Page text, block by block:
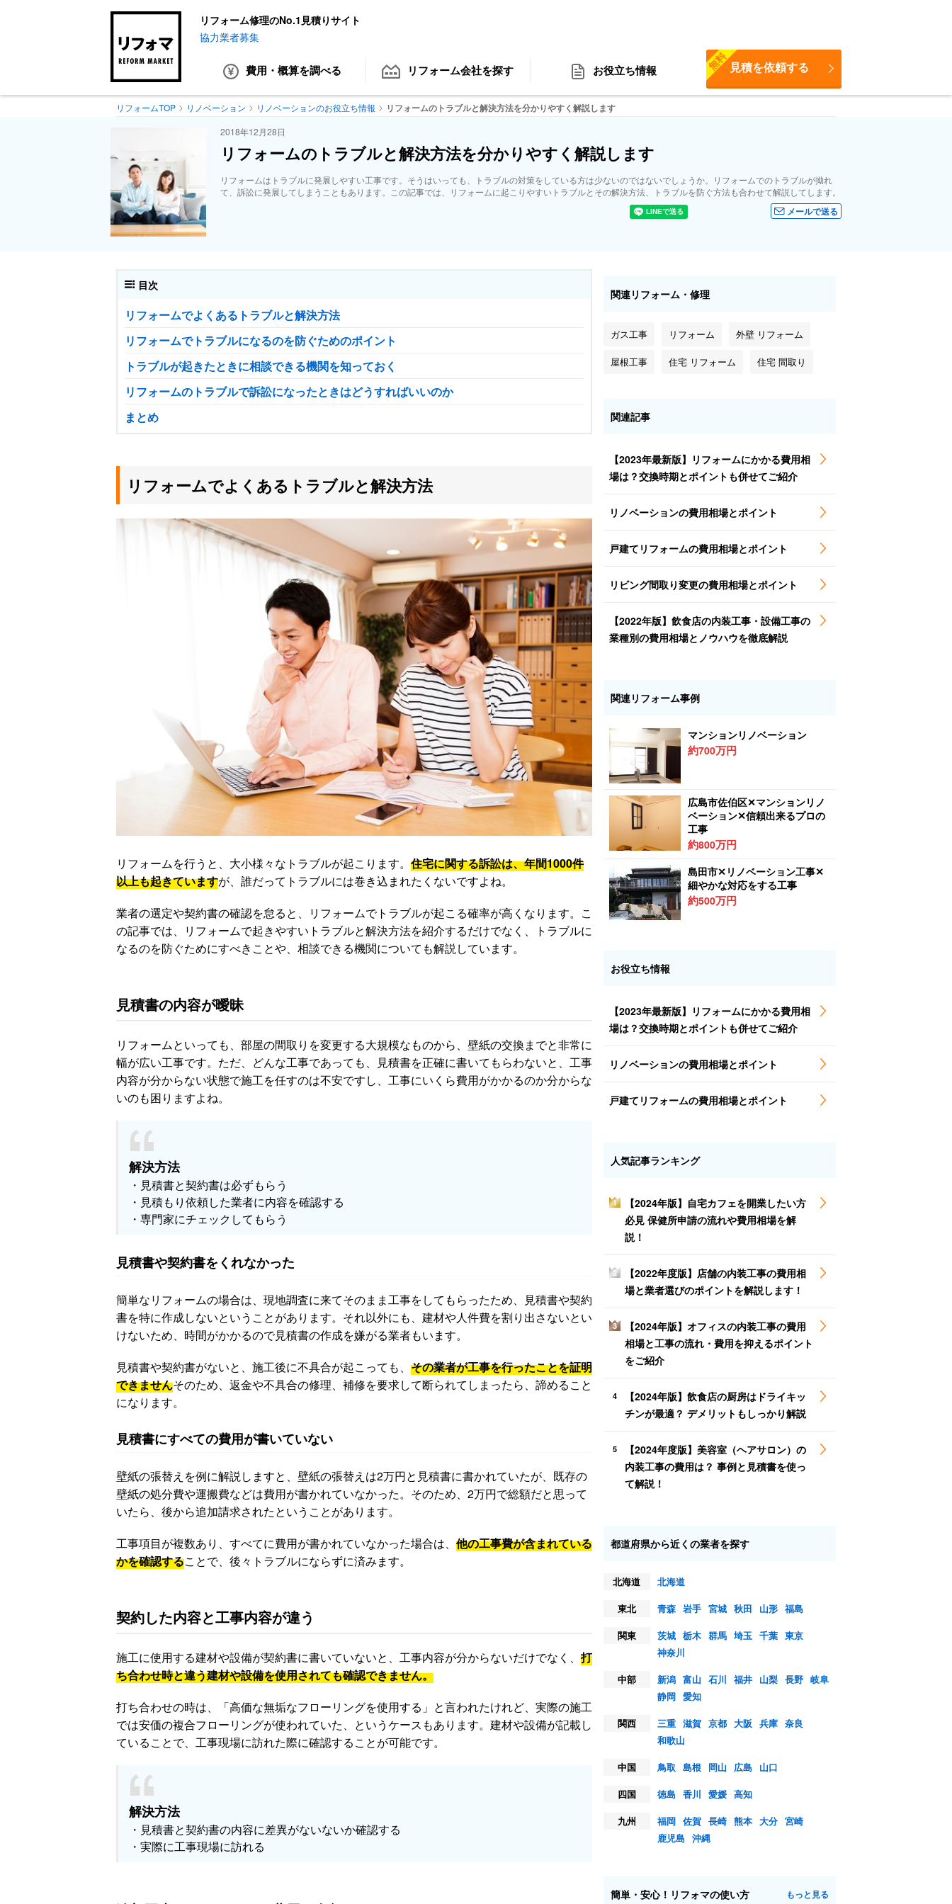
リフォーム修理のNo.1見積りサイト
協力業者募集
費用・概算を調べる リフォーム会社を探す お役立ち情報 見積を依頼する
無料
リフォームTOP リノベーション リノベーションのお役立ち情報 リフォームのトラブルと解決方法を分かりやすく解説します
2018年12月28日
リフォームのトラブルと解決方法を分かりやすく解説します
リフォームはトラブルに発展しやすい工事です。そうはいっても、トラブルの対策をしている方は少ないのではないでしょうか。リフォームでのトラブルが拗れ
て、訴訟に発展してしまうこともあります。この記事では、リフォームに起こりやすいトラブルとその解決方法、トラブルを防ぐ方法も合わせて解説してします。
メールで送る
目次
リフォームでよくあるトラブルと解決方法
リフォームでトラブルになるのを防ぐためのポイント
トラブルが起きたときに相談できる機関を知っておく
リフォームのトラブルで訴訟になったときはどうすればいいのか
まとめ
リフォームでよくあるトラブルと解決方法
リフォームを行うと、大小様々なトラブルが起こります。 住宅に関する訴訟は、年間1000件
以上も起きていますが、誰だってトラブルには巻き込まれたくないですよね。
業者の選定や契約書の確認を怠ると、リフォームでトラブルが起こる確率が高くなります。こ
の記事では、リフォームで起きやすいトラブルと解決方法を紹介するだけでなく、トラブルに
なるのを防ぐためにすべきことや、相談できる機関についても解説しています。
見積書の内容が曖昧
リフォームといっても、部屋の間取りを変更する大規模なものから、壁紙の交換までと非常に
幅が広い工事です。ただ、どんな工事であっても、見積書を正確に書いてもらわないと、工事
内容が分からない状態で施工を任すのは不安ですし、工事にいくら費用がかかるのか分からな
いのも困りますよね。
解決方法
・見積書と契約書は必ずもらう
・見積もり依頼した業者に内容を確認する
・専門家にチェックしてもらう
見積書や契約書をくれなかった
簡単なリフォームの場合は、現地調査に来てそのまま工事をしてもらったため、見積書や契約
書を特に作成しないということがあります。それ以外にも、建材や人件費を割り出さないとい
けないため、時間がかかるので見積書の作成を嫌がる業者もいます。
見積書や契約書がないと、施工後に不具合が起こっても、 その業者が工事を行ったことを証明
できませんそのため、返金や不具合の修理、補修を要求して断られてしまったら、諦めること
になります。
見積書にすべての費用が書いていない
壁紙の張替えを例に解説しますと、壁紙の張替えは2万円と見積書に書かれていたが、既存の
壁紙の処分費や運搬費などは費用が書かれていなかった。そのため、2万円で総額だと思って
いたら、後から追加請求されたということがあります。
工事項目が複数あり、すべてに費用が書かれていなかった場合は、 他の工事費が含まれている
かを確認することで、後々トラブルにならずに済みます。
契約した内容と工事内容が違う
施工に使用する建材や設備が契約書に書いていないと、工事内容が分からないだけでなく、打
ち合わせ時と違う建材や設備を使用されても確認できません。
打ち合わせの時は、「高価な無垢なフローリングを使用する」と言われたけれど、実際の施工
では安価の複合フローリングが使われていた、というケースもあります。建材や設備が記載し
ていることで、工事現場に訪れた際に確認することが可能です。
解決方法
・見積書と契約書の内容に差異がないないか確認する
・実際に工事現場に訪れる
関連リフォーム・修理
ガス工事 リフォーム 外壁 リフォーム
屋根工事 住宅 リフォーム 住宅 間取り
関連記事
【2023年最新版】リフォームにかかる費用相
場は？交換時期とポイントも併せてご紹介
リノベーションの費用相場とポイント
戸建てリフォームの費用相場とポイント
リビング間取り変更の費用相場とポイント
【2022年版】飲食店の内装工事・設備工事の
業種別の費用相場とノウハウを徹底解説
関連リフォーム事例
マンションリノベーション
約700万円
広島市佐伯区✕マンションリノ
ベーション✕信頼出来るプロの
工事
約800万円
島田市✕リノベーション工事✕
細やかな対応をする工事
約500万円
お役立ち情報
【2023年最新版】リフォームにかかる費用相
場は？交換時期とポイントも併せてご紹介
リノベーションの費用相場とポイント
戸建てリフォームの費用相場とポイント
人気記事ランキング
1
【2024年版】自宅カフェを開業したい方
必見 保健所申請の流れや費用相場を解
説！
2
【2022年度版】店舗の内装工事の費用相
場と業者選びのポイントを解説します！
3
【2024年版】オフィスの内装工事の費用
相場と工事の流れ・費用を抑えるポイント
をご紹介
4
【2024年版】飲食店の厨房はドライキッ
チンが最適？ デメリットもしっかり解説
5
【2024年度版】美容室（ヘアサロン）の
内装工事の費用は？ 事例と見積書を使っ
て解説！
都道府県から近くの業者を探す
北海道
北海道
東北
青森 岩手 宮城 秋田 山形 福島
関東
茨城 栃木 群馬 埼玉 千葉 東京
神奈川
中部
新潟 富山 石川 福井 山梨 長野 岐阜
静岡 愛知
関西
三重 滋賀 京都 大阪 兵庫 奈良
和歌山
中国
鳥取 島根 岡山 広島
山口
四国
徳島 香川 愛媛 高知
九州
福岡 佐賀 長崎 熊本 大分 宮崎
鹿児島 沖縄
簡単・安心！リフォマの使い方 もっと見る